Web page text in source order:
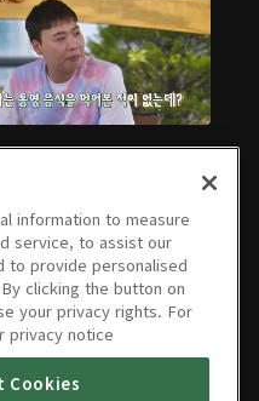
information to measure
service, to assist our
to provide personalised
clicking the button on
your privacy rights. For
privacy notice
Cookies